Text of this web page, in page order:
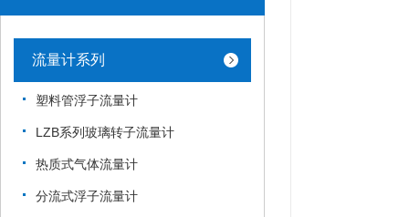
流量计系列
塑料管浮子流量计
LZB系列玻璃转子流量计
热质式气体流量计
分流式浮子流量计